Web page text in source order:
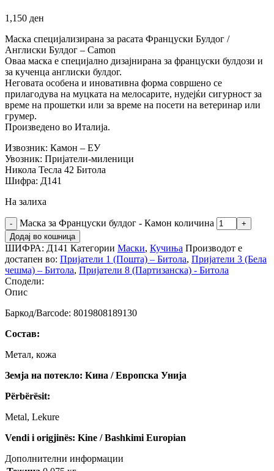
1,150 ден
Маска специјализирана за расата Француски Булдог /
Англиски Булдог – Camon
Оваа маска е специјално дизајнирана за француски булдози и
за кученца англиски булдог.
Неговата особена и иновативна форма совршено се
прилагодува на муцката на мелосарите, нудејќи сигурност за
време на прошетки или за време на посети на ветеринар или
грумер.
Произведено во Италија.
Извозник: Камон – ЕУ
Увозник: Пријатели-миленици
Никола Тесла 42 Битола
Шифра: Д141
На залиха
Маска за Француски булдог - Камон количина
Додај во кошница
ШИФРА: Д141 Категории Маски, Кучиња Производот е
достапен во: Пријатели 1 (Пошта) – Битола, Пријатели 3 (Бела
чешма) – Битола, Пријатели 8 (Партизанска) - Битола
Сподели:
Опис
Баркод/Barcode: 8019808189130
Состав:
Метал, кожа
Земја на потекло: Кина / Европска Унија
Përbërësit:
Metal, Lekure
Vendi i origjinës: Kine / Bashkimi Europian
Дополнителни информации